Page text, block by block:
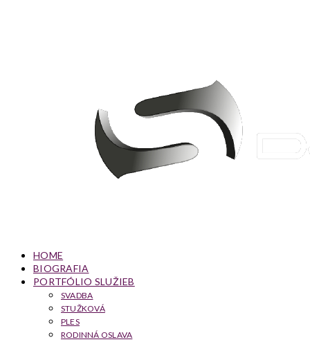
HOME
BIOGRAFIA
PORTFÓLIO SLUŽIEB
SVADBA
STUŽKOVÁ
PLES
RODINNÁ OSLAVA